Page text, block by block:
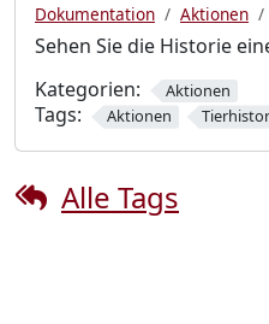
Dokumentation Aktionen
Sehen Sie die Historie
Kategorien:
Aktionen
Tags: Aktionen
Alle Tags